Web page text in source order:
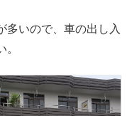
多いので、車の出し入